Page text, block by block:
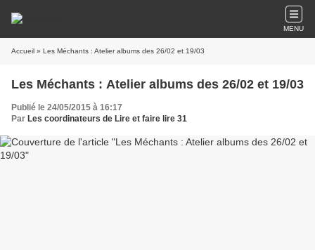
MENU
Accueil » Les Méchants : Atelier albums des 26/02 et 19/03
Les Méchants : Atelier albums des 26/02 et 19/03
Publié le 24/05/2015 à 16:17
Par Les coordinateurs de Lire et faire lire 31